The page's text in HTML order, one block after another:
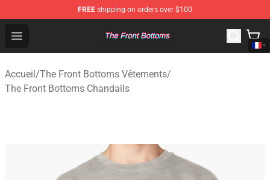
FREE shipping on orders over $100
Open menu
The Front Bottoms Store - Official The Front Bottoms
Accueil/The Front Bottoms Vêtements/
The Front Bottoms Chandails